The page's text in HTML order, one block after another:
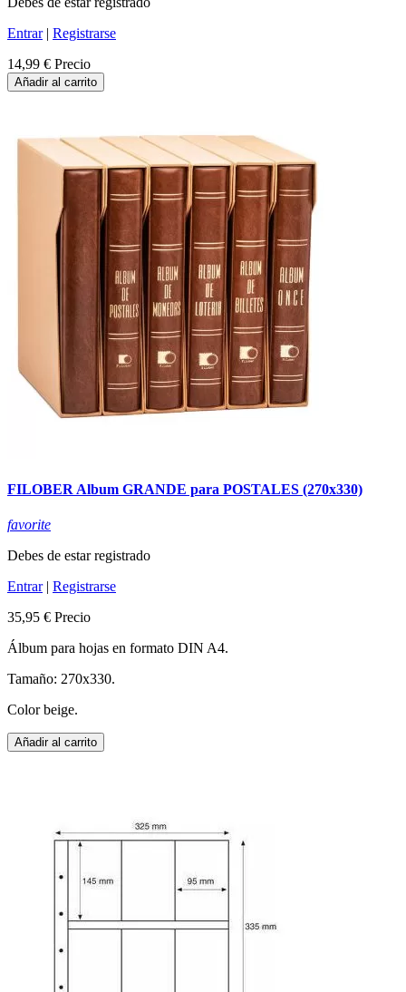
Entrar| Registrarse
14,99 € Precio
Añadir al carrito
FILOBER Album GRANDE para POSTALES (270x330)
favorite
Debes de estar registrado
Entrar| Registrarse
35,95 € Precio
Álbum para hojas en formato DIN A4.
Tamaño: 270x330.
Color beige.
Añadir al carrito